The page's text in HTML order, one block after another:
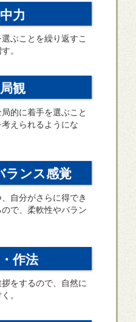
力
ぶことを繰り返すこ
。
観
的に着手を選ぶこと
えられるようにな
ンス感覚
自分がさらに得でき
で、柔軟性やバラン
作法
をするので、自然に
。